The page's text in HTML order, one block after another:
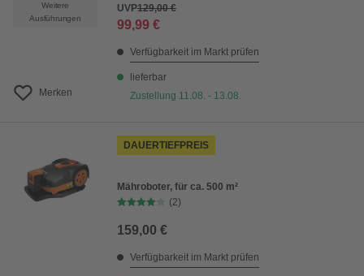
Weitere
Ausführungen
Merken
UVP129,00 €
99,99 €
Verfügbarkeit im Markt prüfen
lieferbar
Zustellung 11.08. - 13.08.
DAUERTIEFPREIS
Mähroboter, für ca. 500 m²
(2)
159,00 €
Verfügbarkeit im Markt prüfen